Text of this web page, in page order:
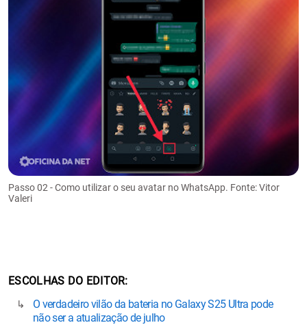
Passo 02 - Como utilizar o seu avatar no WhatsApp. Fonte: Vitor
Valeri
ESCOLHAS DO EDITOR
O verdadeiro vilão da bateria no Galaxy S25 Ultra pode
não ser a atualização de julho